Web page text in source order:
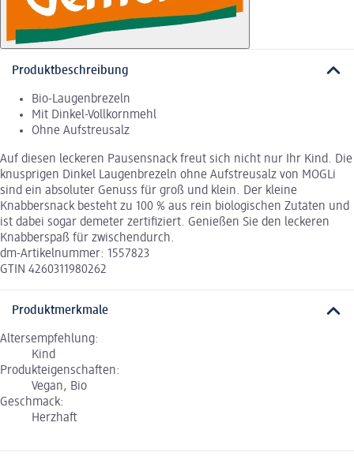
Produktbeschreibung
Bio-Laugenbrezeln
Mit Dinkel-Vollkornmehl
Ohne Aufstreusalz
Auf diesen leckeren Pausensnack freut sich nicht nur Ihr Kind. Die
knusprigen Dinkel Laugenbrezeln ohne Aufstreusalz von MOGLi
sind ein absoluter Genuss für groß und klein. Der kleine
Knabbersnack besteht zu 100 % aus rein biologischen Zutaten und
ist dabei sogar demeter zertifiziert. Genießen Sie den leckeren
Knabberspaß für zwischendurch.
dm-Artikelnummer: 1557823
GTIN 4260311980262
Produktmerkmale
Altersempfehlung:
Kind
Produkteigenschaften:
Vegan, Bio
Geschmack:
Herzhaft